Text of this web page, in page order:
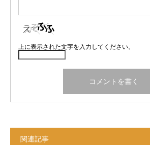
上に表示された文字を入力してください。
関連記事